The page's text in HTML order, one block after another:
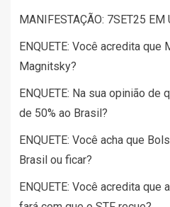
MANIFESTAÇÃO: 7SET25
ENQUETE: Você acredita que
Magnitsky?
ENQUETE: Na sua opinião de
de 50% ao Brasil?
ENQUETE: Você acha que
Brasil ou ficar?
ENQUETE: Você acredita